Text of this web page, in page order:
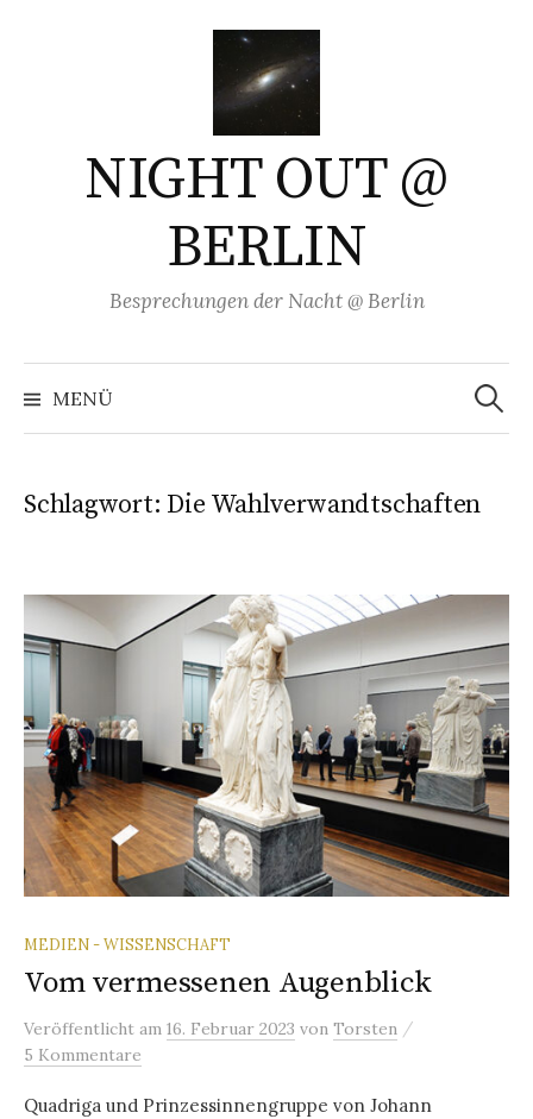
NIGHT OUT @
BERLIN
Besprechungen der Nacht @ Berlin
MENÜ
Suchen
nach:
Schlagwort: Die Wahlverwandtschaften
MEDIEN - WISSENSCHAFT
Vom vermessenen Augenblick
Veröffentlicht am 16. Februar 2023 von Torsten /
5 Kommentare
Quadriga und Prinzessinnengruppe von Johann